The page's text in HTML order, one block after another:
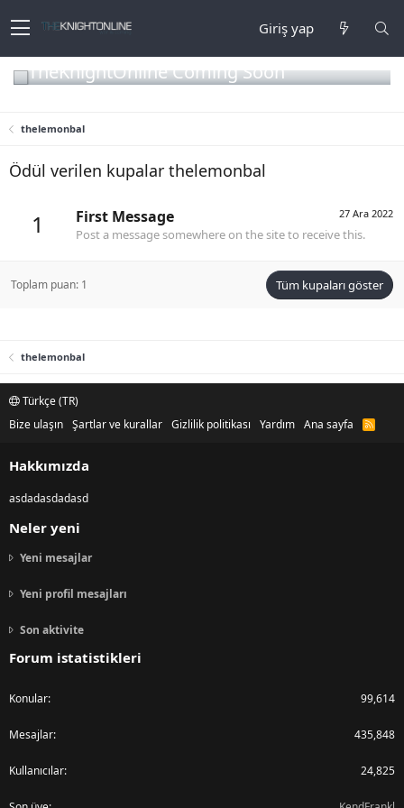
Giriş yap
TheKnightOnline Coming Soon
thelemonbal
Ödül verilen kupalar thelemonbal
1 27 Ara 2022
First Message
Post a message somewhere on the site to receive this.
Toplam puan: 1 Tüm kupaları göster
thelemonbal
Türkçe (TR)
Bize ulaşın Şartlar ve kurallar Gizlilik politikası Yardım Ana sayfa
R
Hakkımızda
asdadasdadasd
Neler yeni
Yeni mesajlar
Yeni profil mesajları
Son aktivite
Forum istatistikleri
Konular 99,614
Mesajlar 435,848
Kullanıcılar 24,825